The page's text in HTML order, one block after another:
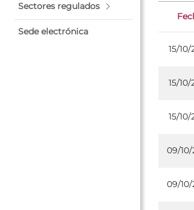
Sectores regulados
Sede electrónica
15/
15/
15/
09/
09/